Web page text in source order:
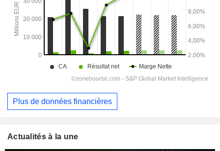
Plus de données financières
Actualités à la une